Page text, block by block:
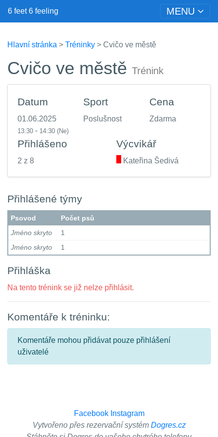
6 feet 6 feeling MENU
Hlavní stránka > Tréninky > Cvičo ve městě
Cvičo ve městě Trénink
Datum
01.06.2025
13:30 - 14:30 (Ne)
Sport
Poslušnost
Cena
Zdarma
Přihlášeno
2 z 8
Výcvikář
Kateřina Šedivá
Přihlášené týmy
Psovod
Počet psů
Jméno skryto
1
Jméno skryto
1
Přihláška
Na tento trénink se již nelze přihlásit.
Komentáře k tréninku:
Komentáře mohou přidávat pouze přihlášení
uživatelé
Facebook Instagram
Vytvořeno přes rezervační systém Dogres.cz